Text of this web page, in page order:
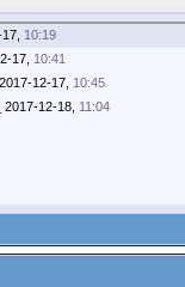
10:19
17, 10:41
2017-12-17, 10:45
2017-12-18, 11:04